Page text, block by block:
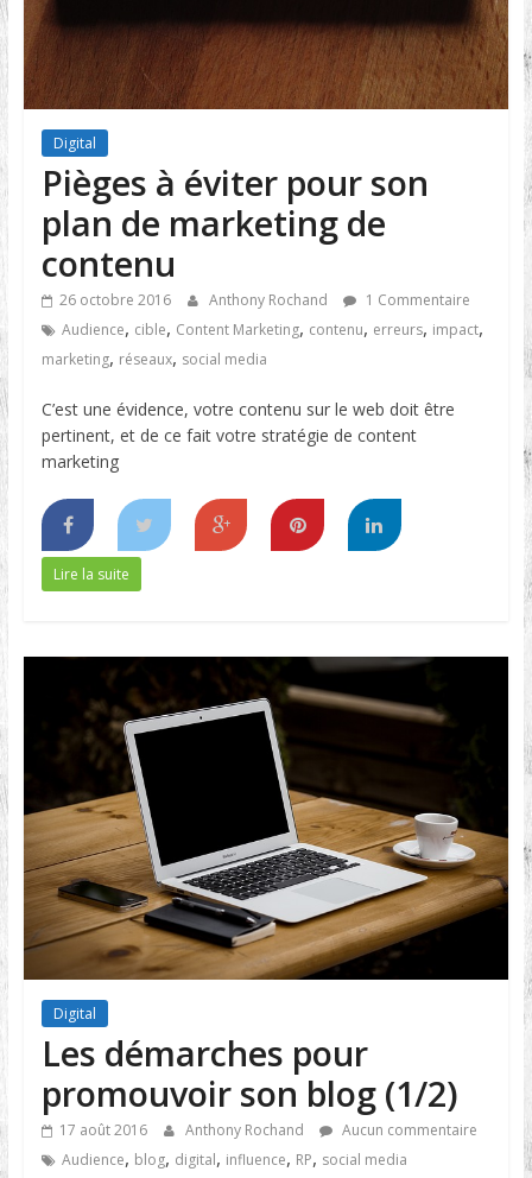
Digital
Pièges à éviter pour son
plan de marketing de
contenu
26 octobre 2016 Anthony Rochand
1 Commentaire
Audience, cible, Content Marketing, contenu, erreurs, impact,
marketing, réseaux, social media
C’est une évidence, votre contenu sur le web doit être
pertinent, et de ce fait votre stratégie de content
marketing
Lire la suite
Digital
Les démarches pour
promouvoir son blog (1/2)
17 août 2016 Anthony Rochand
Aucun commentaire
Audience, blog, digital, influence, RP, social media